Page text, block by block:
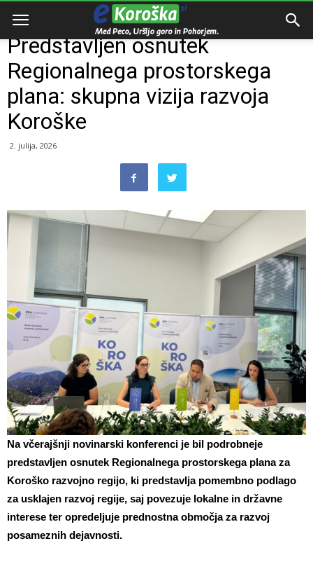
Domov
Predstavljen osnutek
Regionalnega prostorskega
plana: skupna vizija razvoja
Koroške
2. julija, 2026
Na včerajšnji novinarski konferenci je bil podrobneje
predstavljen osnutek Regionalnega prostorskega plana za
Koroško razvojno regijo, ki predstavlja pomembno podlago
za usklajen razvoj regije, saj povezuje lokalne in državne
interese ter opredeljuje prednostna območja za razvoj
posameznih dejavnosti.